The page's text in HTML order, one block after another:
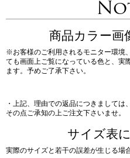
商品カラー画
※お客様のご利用されるモニター環境
ても画面上ご覧になっている色と、実
ます。予めご了承下さい。
・上記、理由での返品につきましては
その点ご承知の上ご注文下さいませ。
サイズ表
実際のサイズと若干の誤差が生じる場